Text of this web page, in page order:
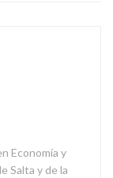
Economía y
Salta y de la